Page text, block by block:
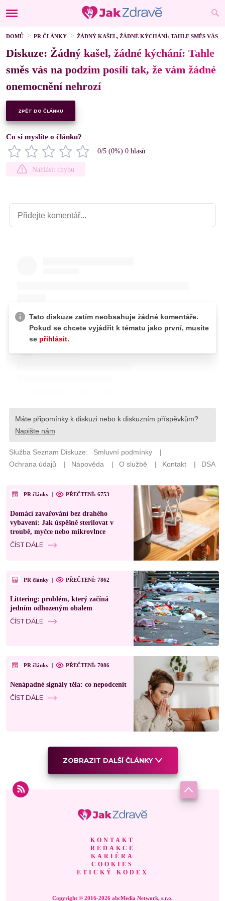
DOMŮ PR ČLÁNKY ŽÁDNÝ KAŠEL, ŽÁDNÉ KÝCHÁNÍ: TAHLE SMĚS VÁS
Diskuze: Žádný kašel, žádné kýchání: Tahle
směs vás na podzim posílí tak, že vám žádné
onemocnění nehrozí
ZPĚT DO ČLÁNKU
Co si myslíte o článku?
0/5 (0%) 0 hlasů
Nahlásit chybu
PR články | PŘEČTENÍ: 6753
Domácí zavařování bez drahého
vybavení: Jak úspěšně sterilovat v
troubě, myčce nebo mikrovlnce
ČÍST DÁLE
PR články | PŘEČTENÍ: 7862
Littering: problém, který začíná
jedním odhozeným obalem
ČÍST DÁLE
PR články | PŘEČTENÍ: 7086
Nenápadné signály těla: co nepodcenit
ČÍST DÁLE
ZOBRAZIT DALŠÍ ČLÁNKY
KONTAKT
REDAKCE
KARIÉRA
COOKIES
ETICKÝ KODEX
Copyright © 2016-2026 abcMedia Network, s.r.o.